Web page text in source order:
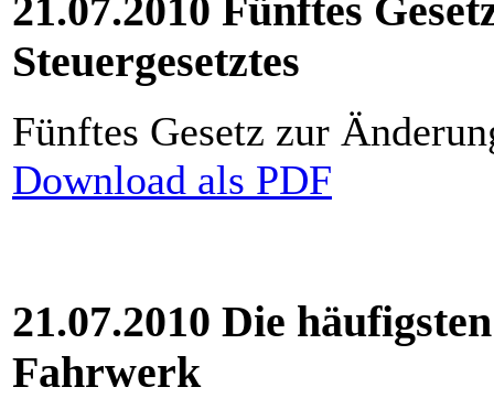
21.07.2010 Fünftes
Steuergesetztes
Fünftes Gesetz zur
Download als PDF
21.07.2010 Die
Fahrwerk